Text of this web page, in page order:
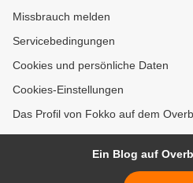
Missbrauch melden
Servicebedingungen
Cookies und persönliche Daten
Cookies-Einstellungen
Das Profil von Fokko auf dem
Ein Blog auf